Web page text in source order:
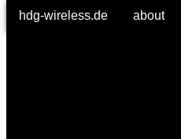
hdg-wireless.de about
hdg-wireless.de about